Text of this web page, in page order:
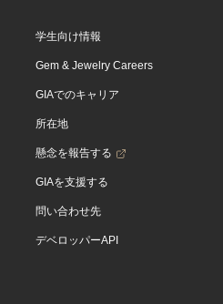
学生向け情報
Gem & Jewelry Careers
GIAでのキャリア
所在地
懸念を報告する
GIAを支援する
問い合わせ先
デベロッパーAPI